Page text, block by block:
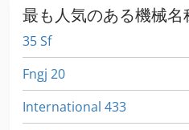
最も人気のある機械名
35 Sf
Fngj 20
International 433